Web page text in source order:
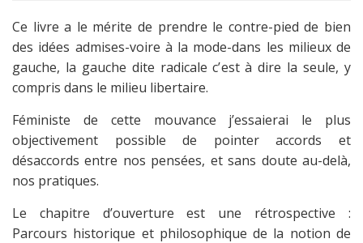
Ce livre a le mérite de prendre le contre-pied de bien
des idées admises-voire à la mode-dans les milieux de
gauche, la gauche dite radicale c’est à dire la seule, y
compris dans le milieu libertaire.
Féministe de cette mouvance j’essaierai le plus
objectivement possible de pointer accords et
désaccords entre nos pensées, et sans doute au-delà,
nos pratiques.
Le chapitre d’ouverture est une rétrospective :
Parcours historique et philosophique de la notion de